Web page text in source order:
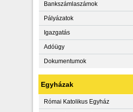
Bankszámlaszámok
Pályázatok
Igazgatás
Adóügy
Dokumentumok
Egyházak
Római Katolikus Egyház